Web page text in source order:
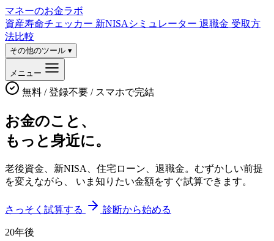
マネーのお金ラボ
資産寿命チェッカー 新NISAシミュレーター 退職金 受取方
法比較
その他のツール ▾
メニュー
無料 / 登録不要 / スマホで完結
お金のこと、
もっと身近に。
老後資金、新NISA、住宅ローン、退職金。むずかしい前提
を変えながら、 いま知りたい金額をすぐ試算できます。
さっそく試算する 診断から始める
20年後